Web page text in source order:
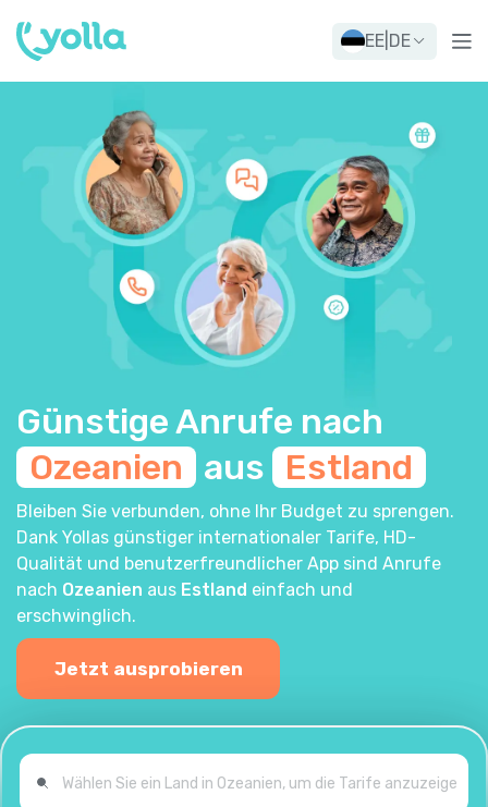
EE DE
Günstige Anrufe nach
Ozeanien aus Estland
Bleiben Sie verbunden, ohne Ihr Budget zu sprengen.
Dank Yollas günstiger internationaler Tarife, HD-
Qualität und benutzerfreundlicher App sind Anrufe
nach Ozeanien aus Estland einfach und
erschwinglich.
Jetzt ausprobieren